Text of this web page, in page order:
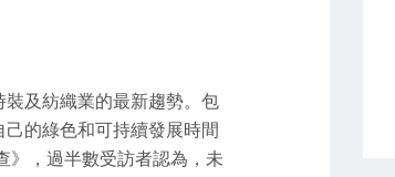
及紡織業的最新趨勢。包
的綠色和可持續發展時間
》，過半數受訪者認為，未